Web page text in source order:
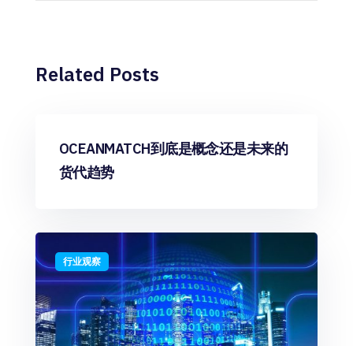
Related Posts
行业观察
OCEANMATCH到底是概念还是未来的
货代趋势
行业观察